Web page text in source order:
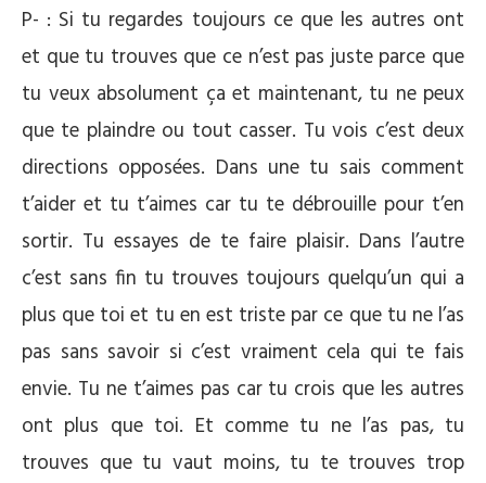
P- : Si tu regardes toujours ce que les autres ont
et que tu trouves que ce n’est pas juste parce que
tu veux absolument ça et maintenant, tu ne peux
que te plaindre ou tout casser. Tu vois c’est deux
directions opposées. Dans une tu sais comment
t’aider et tu t’aimes car tu te débrouille pour t’en
sortir. Tu essayes de te faire plaisir. Dans l’autre
c’est sans fin tu trouves toujours quelqu’un qui a
plus que toi et tu en est triste par ce que tu ne l’as
pas sans savoir si c’est vraiment cela qui te fais
envie. Tu ne t’aimes pas car tu crois que les autres
ont plus que toi. Et comme tu ne l’as pas, tu
trouves que tu vaut moins, tu te trouves trop